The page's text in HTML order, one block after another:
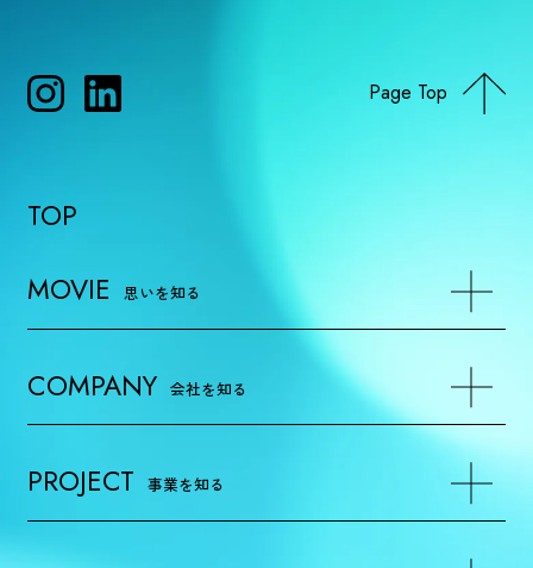
Page Top
TOP
MOVIE
思いを知る
COMPANY 会社を知る
PROJECT 事業を知る